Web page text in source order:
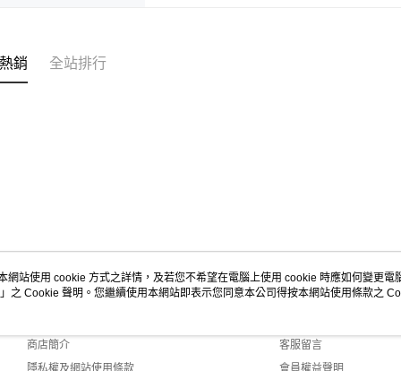
銷 全站排行
關於我們
商店簡介
隱私權及網站使用條款
客服資訊
客服留言
會員權益聲明
網站使用 cookie 方式之詳情，及若您不希望在電腦上使用 cookie 時應如何變更電
」之 Cookie 聲明。您繼續使用本網站即表示您同意本公司得按本網站使用條款之